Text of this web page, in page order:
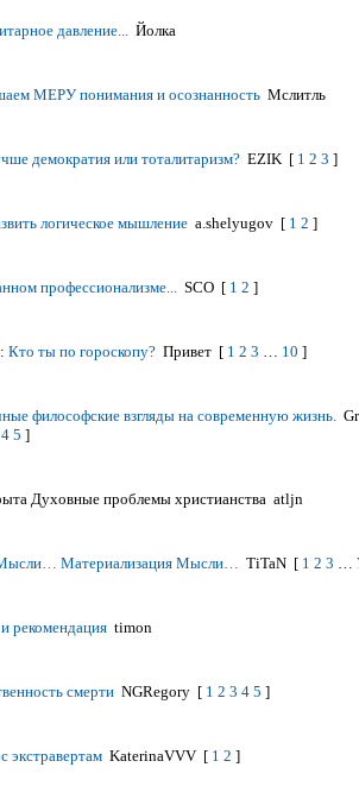
давление... Йолка
МЕРУ понимания и осознанность Мслитль
демократия или тоталитаризм? EZIK [ 1 2 3 ]
логическое мышление a.shelyugov [ 1 2 ]
профессионализме... SCO [ 1 2 ]
Кто ты по гороскопу? Привет [ 1 2 3 … 10 ]
философские взгляды на современную жизнь.
4 5 ]
Духовные проблемы христианства atljn
Материализация Мысли… TiTaN [ 1 2 3 …
рекомендация timon
смерти NGRegory [ 1 2 3 4 5 ]
экстравертам KaterinaVVV [ 1 2 ]